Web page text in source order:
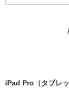
世代 Wi－Fi
iPad Pro（タブレ